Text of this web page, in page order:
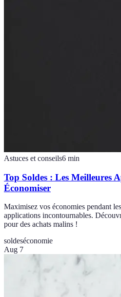
Astuces et conseils6 min
Top Soldes : Les Meilleures
Économiser
Maximisez vos économies pendant
applications incontournables.
pour des achats malins !
soldeséconomie
Aug 7